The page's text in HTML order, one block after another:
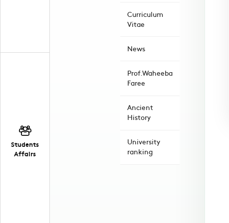
Students
Affairs
Curriculum
Vitae
News
Prof.Waheeba
Faree
Ancient
History
University
ranking